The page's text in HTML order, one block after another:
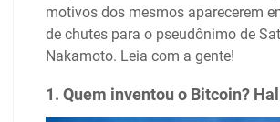
motivos dos mesmos aparecerem
de chutes para o pseudônimo de
Nakamoto. Leia com a gente!
1. Quem inventou o Bitcoin?